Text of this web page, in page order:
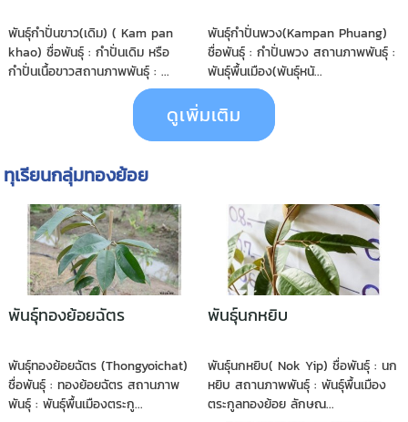
พันธุ์กำปั่นขาว(เดิม) ( Kam pan
khao) ชื่อพันธุ์ : กำปั่นเดิม หรือ
กำปั่นเนื้อขาวสถานภาพพันธุ์ : ...
พันธุ์กำปั่นพวง(Kampan Phuang)
ชื่อพันธุ์ : กำปั่นพวง สถานภาพพันธุ์ :
พันธุ์พื้นเมือง(พันธุ์หนั...
ดูเพิ่มเติม
ทุเรียนกลุ่มทองย้อย
พันธุ์ทองย้อยฉัตร
พันธุ์ทองย้อยฉัตร (Thongyoichat)
ชื่อพันธุ์ : ทองย้อยฉัตร สถานภาพ
พันธุ์ : พันธุ์พื้นเมืองตระกู...
พันธุ์นกหยิบ
พันธุ์นกหยิบ( Nok Yip) ชื่อพันธุ์ : นก
หยิบ สถานภาพพันธุ์ : พันธุ์พื้นเมือง
ตระกูลทองย้อย ลักษณ...